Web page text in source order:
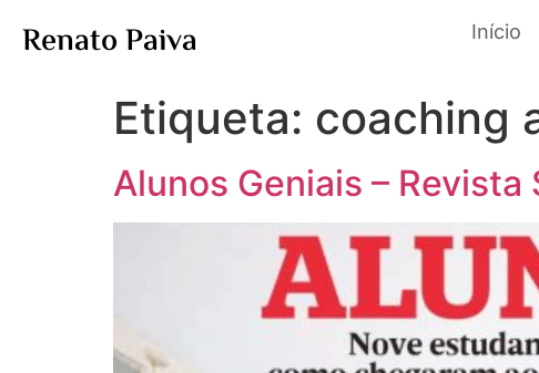
Renato Paiva Início
Etiqueta: coaching
Alunos Geniais –